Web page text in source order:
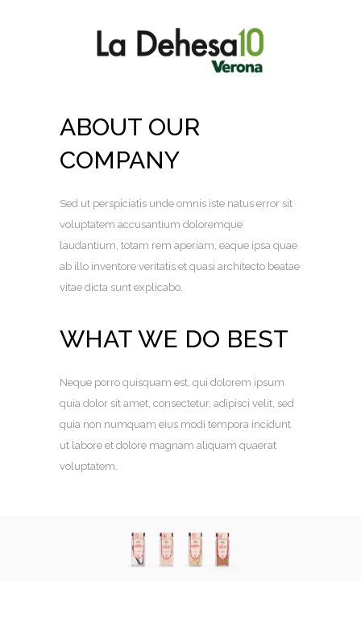
ABOUT OUR
COMPANY
Sed ut perspiciatis unde omnis iste natus error sit
voluptatem accusantium doloremque
laudantium, totam rem aperiam, eaque ipsa quae
ab illo inventore veritatis et quasi architecto beatae
vitae dicta sunt explicabo.
WHAT WE DO BEST
Neque porro quisquam est, qui dolorem ipsum
quia dolor sit amet, consectetur, adipisci velit, sed
quia non numquam eius modi tempora incidunt
ut labore et dolore magnam aliquam quaerat
voluptatem.